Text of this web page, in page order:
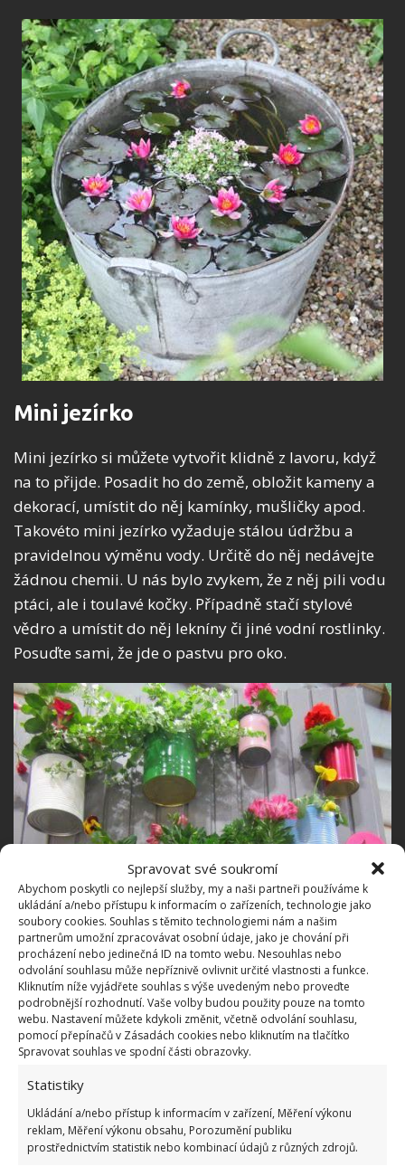
Spravovat své soukromí
Abychom poskytli co nejlepší služby, my a naši partneři používáme k
ukládání a/nebo přístupu k informacím o zařízeních, technologie jako
soubory cookies. Souhlas s těmito technologiemi nám a našim
partnerům umožní zpracovávat osobní údaje, jako je chování při
procházení nebo jedinečná ID na tomto webu. Nesouhlas nebo
odvolání souhlasu může nepříznivě ovlivnit určité vlastnosti a funkce.
Kliknutím níže vyjádřete souhlas s výše uvedeným nebo proveďte
podrobnější rozhodnutí. Vaše volby budou použity pouze na tomto
webu. Nastavení můžete kdykoli změnit, včetně odvolání souhlasu,
pomocí přepínačů v Zásadách cookies nebo kliknutím na tlačítko
Spravovat souhlas ve spodní části obrazovky.
Statistiky
Ukládání a/nebo přístup k informacím v zařízení, Měření výkonu
reklam, Měření výkonu obsahu, Porozumění publiku
prostřednictvím statistik nebo kombinací údajů z různých zdrojů.
Mini jezírko
Mini jezírko si můžete vytvořit klidně z lavoru, když
na to přijde. Posadit ho do země, obložit kameny a
dekorací, umístit do něj kamínky, mušličky apod.
Takovéto mini jezírko vyžaduje stálou údržbu a
pravidelnou výměnu vody. Určitě do něj nedávejte
žádnou chemii. U nás bylo zvykem, že z něj pili vodu
ptáci, ale i toulavé kočky. Případně stačí stylové
vědro a umístit do něj lekníny či jiné vodní rostlinky.
Posuďte sami, že jde o pastvu pro oko.